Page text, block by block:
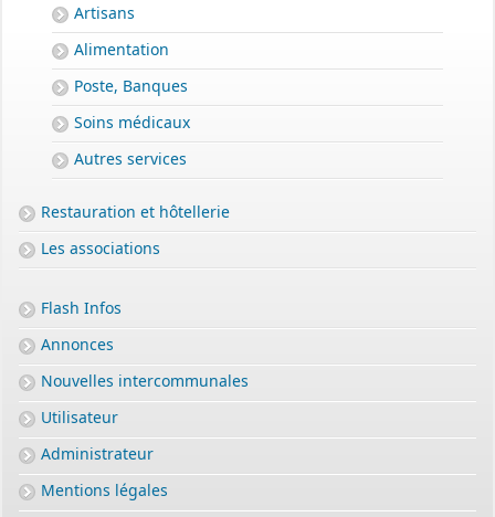
Artisans
Alimentation
Poste, Banques
Soins médicaux
Autres services
Restauration et hôtellerie
Les associations
Flash Infos
Annonces
Nouvelles intercommunales
Utilisateur
Administrateur
Mentions légales